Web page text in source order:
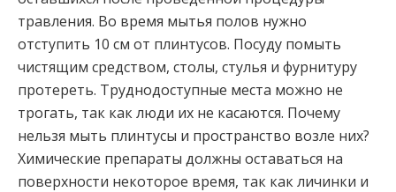
травления. Во время мытья полов нужно
отступить 10 см от плинтусов. Посуду помыть
чистящим средством, столы, стулья и фурнитуру
протереть. Труднодоступные места можно не
трогать, так как люди их не касаются. Почему
нельзя мыть плинтусы и пространство возле них?
Химические препараты должны оставаться на
поверхности некоторое время, так как личинки и